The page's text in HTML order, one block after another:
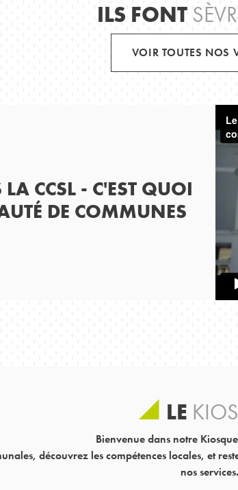
ILS FONT
VOIR TOUTES NOS
LA CCSL - C'EST QUOI
DE COMMUNES
LE
Bienvenue dans notre
découvrez les compétences locales, et
nos services.